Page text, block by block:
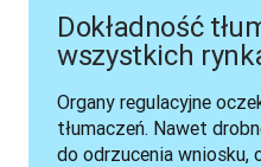
Dokładność
wszystkich
Organy regulacyjne
tłumaczeń. Nawet
do odrzucenia wniosku,